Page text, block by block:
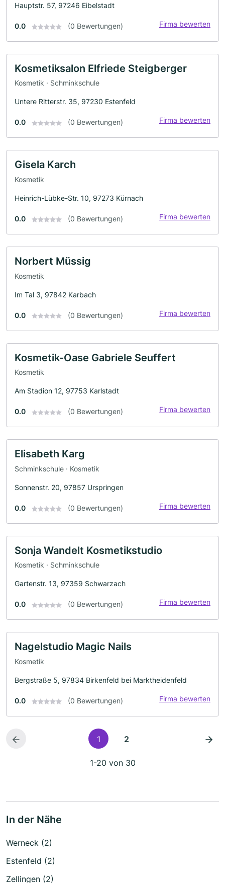
Hauptstr. 57, 97246 Eibelstadt
0.0 (0 Bewertungen) Firma bewerten
Kosmetiksalon Elfriede Steigberger
Kosmetik · Schminkschule
Untere Ritterstr. 35, 97230 Estenfeld
0.0 (0 Bewertungen) Firma bewerten
Gisela Karch
Kosmetik
Heinrich-Lübke-Str. 10, 97273 Kürnach
0.0 (0 Bewertungen) Firma bewerten
Norbert Müssig
Kosmetik
Im Tal 3, 97842 Karbach
0.0 (0 Bewertungen) Firma bewerten
Kosmetik-Oase Gabriele Seuffert
Kosmetik
Am Stadion 12, 97753 Karlstadt
0.0 (0 Bewertungen) Firma bewerten
Elisabeth Karg
Schminkschule · Kosmetik
Sonnenstr. 20, 97857 Urspringen
0.0 (0 Bewertungen) Firma bewerten
Sonja Wandelt Kosmetikstudio
Kosmetik · Schminkschule
Gartenstr. 13, 97359 Schwarzach
0.0 (0 Bewertungen) Firma bewerten
Nagelstudio Magic Nails
Kosmetik
Bergstraße 5, 97834 Birkenfeld bei Marktheidenfeld
0.0 (0 Bewertungen) Firma bewerten
1 2
1-20 von 30
In der Nähe
Werneck (2)
Estenfeld (2)
Zellingen (2)